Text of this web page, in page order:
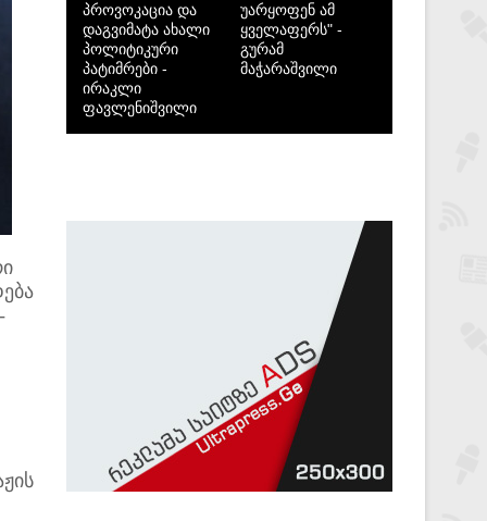
პროვოკაცია და
დაგვიმატა ახალი
პოლიტიკური
პატიმრები -
ირაკლი
ფავლენიშვილი
უარყოფენ ამ
ყველაფერს" -
გურამ
მაჭარაშვილი